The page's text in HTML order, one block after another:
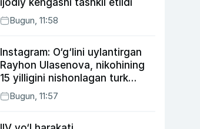
ijodiy kengashi tashkil etildi
Bugun, 11:58
Instagram: O‘g‘lini uylantirgan
Rayhon Ulasenova, nikohining
15 yilligini nishonlagan turk
aktyorlari va Kamelot qasriga
sayohat qilgan Zebo Rahimova
Bugun, 11:57